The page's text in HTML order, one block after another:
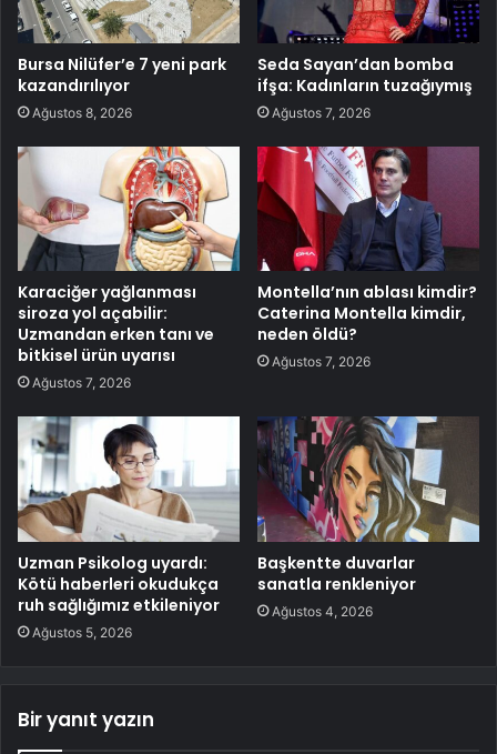
Bursa Nilüfer’e 7 yeni park
kazandırılıyor
Ağustos 8, 2026
Seda Sayan’dan bomba
ifşa: Kadınların tuzağıymış
Ağustos 7, 2026
Karaciğer yağlanması
siroza yol açabilir:
Uzmandan erken tanı ve
bitkisel ürün uyarısı
Ağustos 7, 2026
Montella’nın ablası kimdir?
Caterina Montella kimdir,
neden öldü?
Ağustos 7, 2026
Uzman Psikolog uyardı:
Kötü haberleri okudukça
ruh sağlığımız etkileniyor
Ağustos 5, 2026
Başkentte duvarlar
sanatla renkleniyor
Ağustos 4, 2026
Bir yanıt yazın